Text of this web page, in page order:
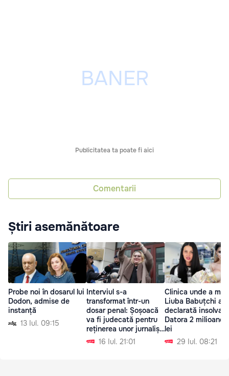
Publicitatea ta poate fi aici
Comentarii
Știri asemănătoare
Probe noi în dosarul lui
Dodon, admise de
instanță
13 Iul. 09:15
Interviul s-a
transformat într-un
dosar penal: Șoșoacă
va fi judecată pentru
reținerea unor jurnaliști
italieni16 Iul. 21:01
Clinica unde a
Liuba Babuțchi a
declarată
Datora 2 milioane
lei
29 Iul. 08:21